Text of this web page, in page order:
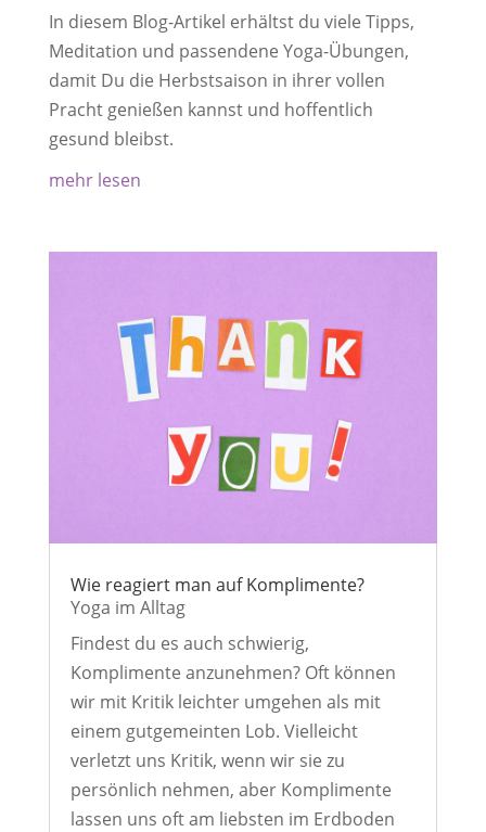
In diesem Blog-Artikel erhältst du viele Tipps,
Meditation und passendene Yoga-Übungen,
damit Du die Herbstsaison in ihrer vollen
Pracht genießen kannst und hoffentlich
gesund bleibst.
mehr lesen
Wie reagiert man auf Komplimente?
Yoga im Alltag
Findest du es auch schwierig,
Komplimente anzunehmen? Oft können
wir mit Kritik leichter umgehen als mit
einem gutgemeinten Lob. Vielleicht
verletzt uns Kritik, wenn wir sie zu
persönlich nehmen, aber Komplimente
lassen uns oft am liebsten im Erdboden